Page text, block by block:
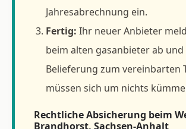
Jahresabrechnung ein.
Fertig: Ihr neuer Anbieter
beim alten gasanbieter ab
Belieferung zum vereinbarten
müssen sich um nichts
Rechtliche Absicherung beim
Brandhorst, Sachsen-Anhalt